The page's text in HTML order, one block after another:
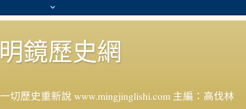
明鏡歷史網
一切歷史重新說 www.mingjinglishi.com 主編：高伐林